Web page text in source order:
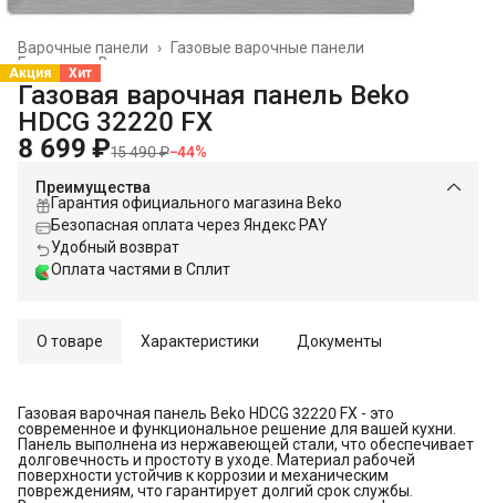
Газовые варочные панели
Варочные панели
›
Встраиваемая техника
Главная ›
Акция Хит
Газовая варочная панель Beko
HDCG 32220 FX
8 699 ₽15 490 ₽−44%
Преимущества
Гарантия официального магазина Beko
Безопасная оплата через Яндекс PAY
Удобный возврат
Оплата частями в Сплит
О товаре Характеристики Документы
Газовая варочная панель Beko HDCG 32220 FX - это
современное и функциональное решение для вашей кухни.
Панель выполнена из нержавеющей стали, что обеспечивает
долговечность и простоту в уходе. Материал рабочей
поверхности устойчив к коррозии и механическим
повреждениям, что гарантирует долгий срок службы.